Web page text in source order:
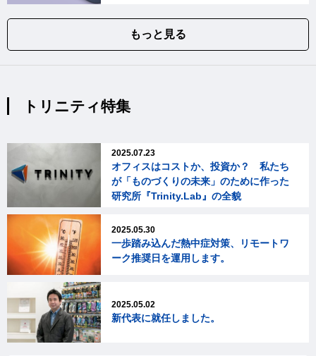
もっと見る
トリニティ特集
2025.07.23
オフィスはコストか、投資か？ 私たち
が「ものづくりの未来」のために作った
研究所『Trinity.Lab』の全貌
2025.05.30
一歩踏み込んだ熱中症対策、リモートワ
ーク推奨日を運用します。
2025.05.02
新代表に就任しました。